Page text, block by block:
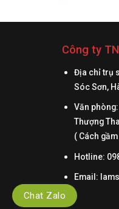
Công ty
Địa chỉ trụ
Sóc Sơn,
Văn
Thượng
( Cách
Hotline:
Email:
Chat Zalo